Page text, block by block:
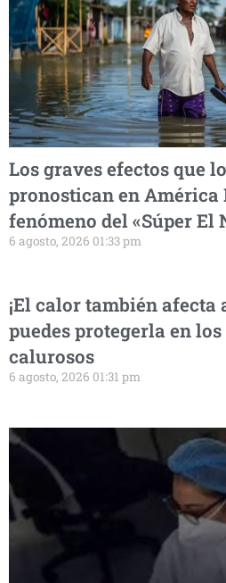
Los graves efectos que
pronostican en América
fenómeno del «Súper El
6 agosto, 2026 01:33 pm
¡El calor también afecta
puedes protegerla en
calurosos
6 agosto, 2026 01:31 pm